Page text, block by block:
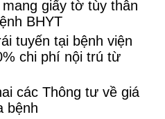
giấy tờ tùy thân
BHYT
tuyến tại bệnh viện
chi phí nội trú từ
các Thông tư về giá
bệnh